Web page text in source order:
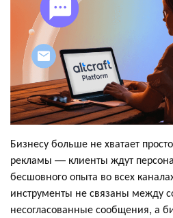
Бизнесу больше не хватает
рекламы — клиенты ждут
бесшовного опыта во всех
инструменты не связаны между
несогласованные сообщения, а